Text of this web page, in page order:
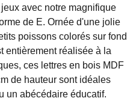
avec notre magnifique
de E. Ornée d'une jolie
poissons colorés sur fond
entièrement réalisée à la
ces lettres en bois MDF
de hauteur sont idéales
un abécédaire éducatif.